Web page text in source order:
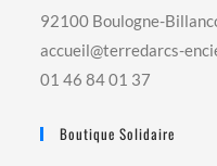
92100 Boulogne-
accueil@terredarcs-
01 46 84 01 37
Boutique Solidaire